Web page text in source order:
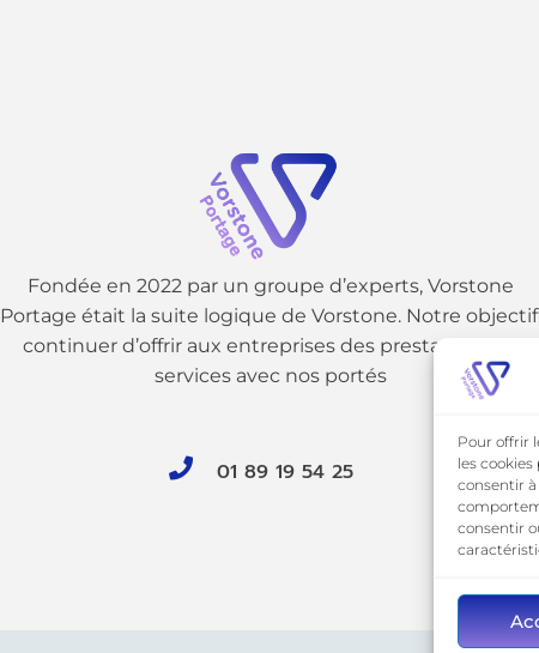
Pour offrir
les
consentir
consentir
Fondée en 2022 par un groupe d’experts, Vorstone
Portage était la suite logique de Vorstone. Notre
continuer d’offrir aux entreprises des prestations de
services avec nos portés
01 89 19 54 25